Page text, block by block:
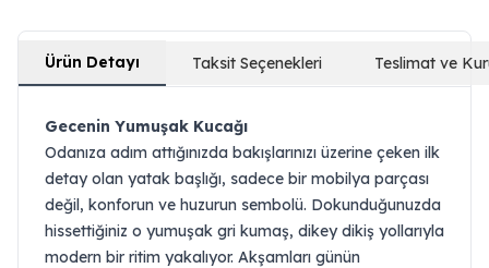
Ürün Detayı Taksit Seçenekleri Teslimat ve
Gecenin Yumuşak Kucağı
Odanıza adım attığınızda bakışlarınızı üzerine çeken ilk
detay olan yatak başlığı, sadece bir mobilya parçası
değil, konforun ve huzurun sembolü. Dokunduğunuzda
hissettiğiniz o yumuşak gri kumaş, dikey dikiş yollarıyla
modern bir ritim yakalıyor. Akşamları günün